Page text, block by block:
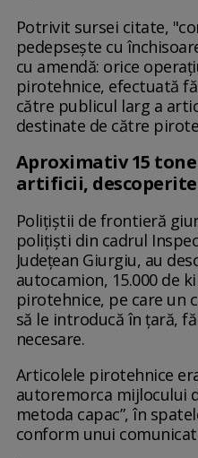
Potrivit sursei citate,
pedepseşte cu
cu amendă: orice
pirotehnice, efectuată
către publicul larg a
destinate de către
Aproximativ 15
artificii,
Polițiștii de frontieră
polițiști din cadrul
Județean Giurgiu, au
autocamion, 15.000 de
pirotehnice, pe care un
să le introducă în țară,
necesare.
Articolele pirotehnice
autoremorca mijlocului
metoda capac”, în
conform unui